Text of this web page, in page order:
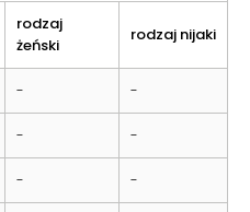
rodzaj
żeński
rodzaj nijaki
- -
- -
- -